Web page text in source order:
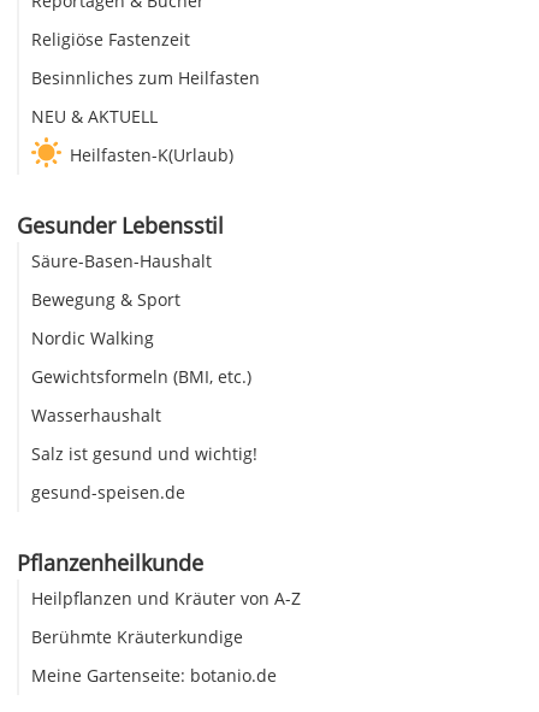
Religiöse Fastenzeit
Besinnliches zum Heilfasten
NEU & AKTUELL
Heilfasten-K(Urlaub)
Gesunder Lebensstil
Säure-Basen-Haushalt
Bewegung & Sport
Nordic Walking
Gewichtsformeln (BMI, etc.)
Wasserhaushalt
Salz ist gesund und wichtig!
gesund-speisen.de
Pflanzenheilkunde
Heilpflanzen und Kräuter von A-Z
Berühmte Kräuterkundige
Meine Gartenseite: botanio.de